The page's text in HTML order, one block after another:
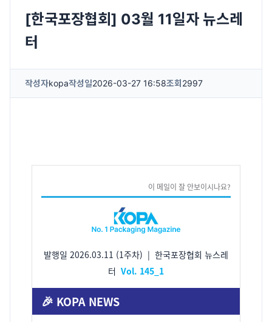
[한국포장협회] 03월 11일자 뉴스레
터
작성자kopa작성일2026-03-27 16:58조회 2997